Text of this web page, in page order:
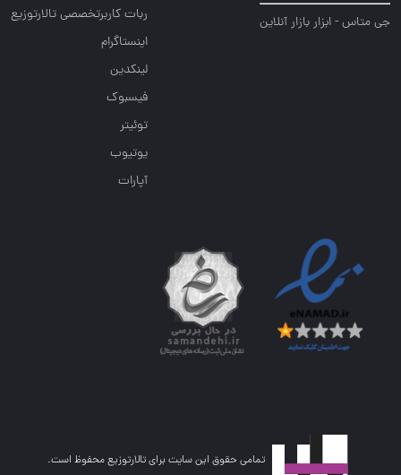
جی متاس - ابزار بازار آنلاین
ربات کاربرتخصصی تالارتوزیع
اینستاگرام
لینکدین
فیسبوک
توئیتر
یوتیوب
آپارات
تمامی حقوق این سایت برای تالارتوزیع محفوظ است.